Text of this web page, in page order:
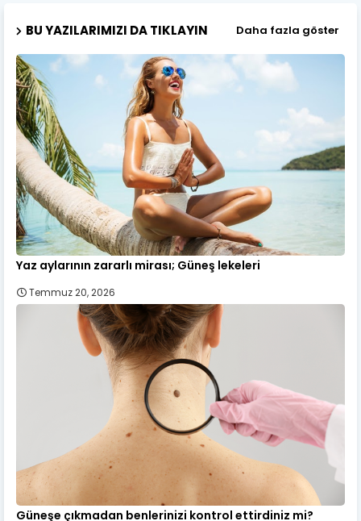
BU YAZILARIMIZI DA TIKLAYIN Daha fazla göster
Yaz aylarının zararlı mirası; Güneş lekeleri
Temmuz 20, 2026
Güneşe çıkmadan benlerinizi kontrol ettirdiniz mi?